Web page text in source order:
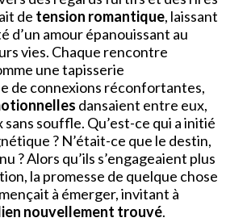
de tension romantique, laissant
d’un amour épanouissant au
vies. Chaque rencontre
une tapisserie
de connexions réconfortantes,
dansaient entre eux,
souffle. Qu’est-ce qui a initié
? N’était-ce que le destin,
? Alors qu’ils s’engageaient plus
la promesse de quelque chose
à émerger, invitant à
nouvellement trouvé.